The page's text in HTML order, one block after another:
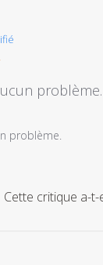
problème.
problème.
Cette critique a-t-